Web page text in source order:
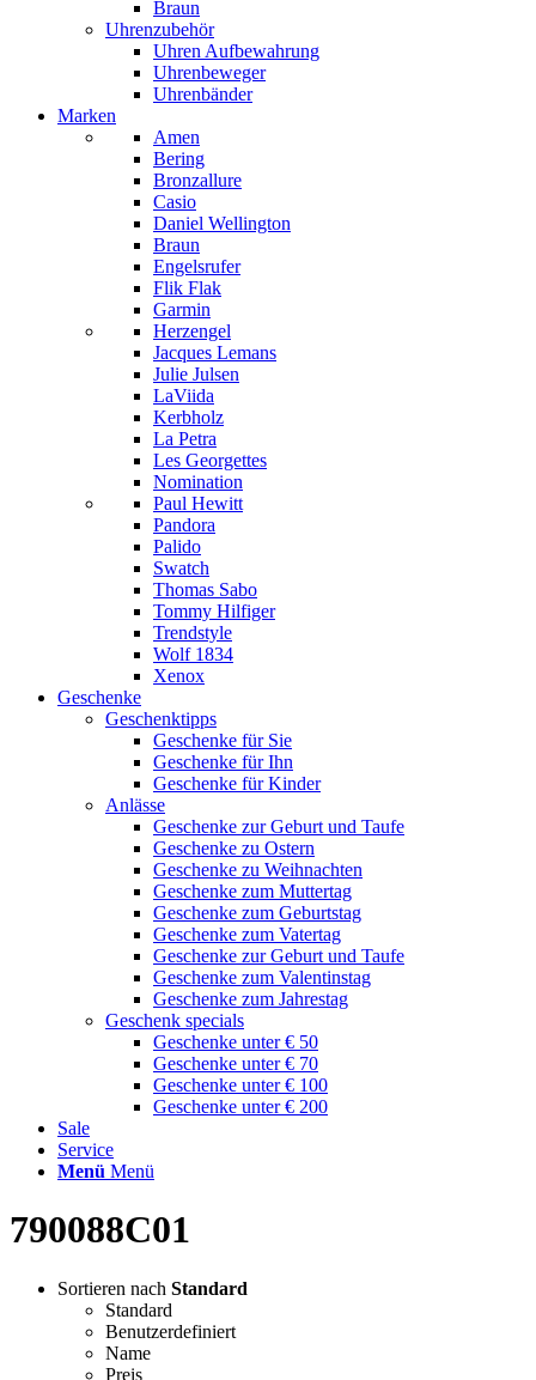
Braun
Uhrenzubehör
Uhren Aufbewahrung
Uhrenbeweger
Uhrenbänder
Marken
Amen
Bering
Bronzallure
Casio
Daniel Wellington
Braun
Engelsrufer
Flik Flak
Garmin
Herzengel
Jacques Lemans
Julie Julsen
LaViida
Kerbholz
La Petra
Les Georgettes
Nomination
Paul Hewitt
Pandora
Palido
Swatch
Thomas Sabo
Tommy Hilfiger
Trendstyle
Wolf 1834
Xenox
Geschenke
Geschenktipps
Geschenke für Sie
Geschenke für Ihn
Geschenke für Kinder
Anlässe
Geschenke zur Geburt und Taufe
Geschenke zu Ostern
Geschenke zu Weihnachten
Geschenke zum Muttertag
Geschenke zum Geburtstag
Geschenke zum Vatertag
Geschenke zur Geburt und Taufe
Geschenke zum Valentinstag
Geschenke zum Jahrestag
Geschenk specials
Geschenke unter € 50
Geschenke unter € 70
Geschenke unter € 100
Geschenke unter € 200
Sale
Service
Menü Menü
790088C01
Sortieren nach Standard
Standard
Benutzerdefiniert
Name
Preis